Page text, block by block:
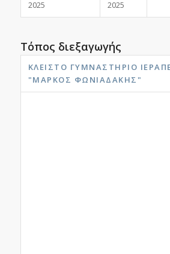
2025
2025
Τόπος διεξαγωγής
ΚΛΕΙΣΤΌ ΓΥΜΝΑΣΤΉΡΙΟ
"ΜΆΡΚΟΣ ΦΩΝΙΑΔΆΚΗΣ"